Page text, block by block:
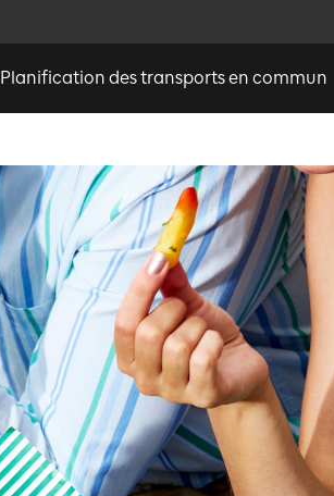
Planification des transports en commun